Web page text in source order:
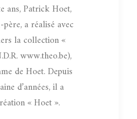
ans, Patrick Hoet,
a réalisé avec
la collection «
www.theo.be),
de Hoet. Depuis
d’années, il a
« Hoet ».